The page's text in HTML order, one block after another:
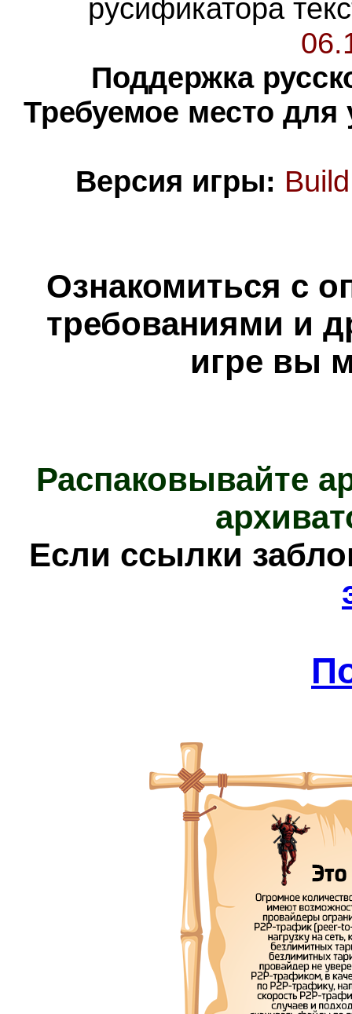
русификатора
Поддержка
Требуемое место
Версия игры:
Ознакомиться с
требованиями и
игре вы
Распаковывайте
Если ссылки